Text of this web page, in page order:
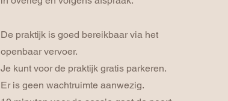
De praktijk is goed bereikbaar via het
openbaar vervoer.
Je kunt voor de praktijk gratis parkeren.
Er is geen wachtruimte aanwezig.